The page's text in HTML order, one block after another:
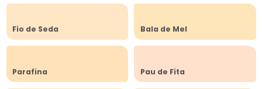
Fio de Seda Bala de Mel
Parafina Pau de Fita